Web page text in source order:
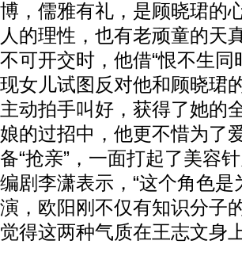
博，儒雅有礼，是顾晓珺的
人的理性，也有老顽童的天
不可开交时，他借“恨不生
现女儿试图反对他和顾晓珺
主动拍手叫好，获得了她的
娘的过招中，他更不惜为了
备“抢亲”，一面打起了美容
编剧李潇表示，“这个角色
演，欧阳刚不仅有知识分子
觉得这两种气质在王志文身